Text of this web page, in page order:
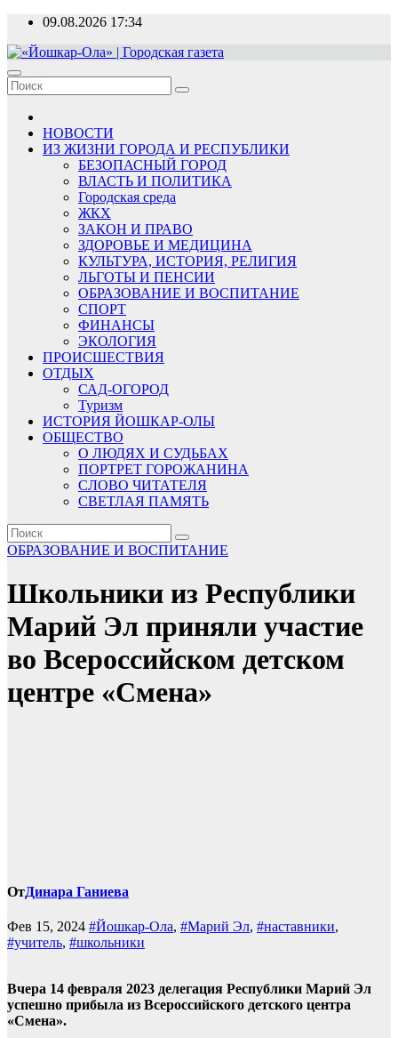
Перейти
содержимому
09.08.2026 17:34
«Йошкар-Ола» | Городская газета
Новости, события, люди
НОВОСТИ
ИЗ ЖИЗНИ ГОРОДА И РЕСПУБЛИКИ
БЕЗОПАСНЫЙ ГОРОД
ВЛАСТЬ И ПОЛИТИКА
Городская среда
ЖКХ
ЗАКОН И ПРАВО
ЗДОРОВЬЕ И МЕДИЦИНА
КУЛЬТУРА, ИСТОРИЯ, РЕЛИГИЯ
ЛЬГОТЫ И ПЕНСИИ
ОБРАЗОВАНИЕ И ВОСПИТАНИЕ
СПОРТ
ФИНАНСЫ
ЭКОЛОГИЯ
ПРОИСШЕСТВИЯ
ОТДЫХ
САД-ОГОРОД
Туризм
ИСТОРИЯ ЙОШКАР-ОЛЫ
ОБЩЕСТВО
О ЛЮДЯХ И СУДЬБАХ
ПОРТРЕТ ГОРОЖАНИНА
СЛОВО ЧИТАТЕЛЯ
СВЕТЛАЯ ПАМЯТЬ
ОБРАЗОВАНИЕ И ВОСПИТАНИЕ
Школьники из Республики
Марий Эл приняли участие
во Всероссийском детском
центре «Смена»
ОтДинара Ганиева
Фев 15, 2024 #Йошкар-Ола, #Марий Эл, #наставники,
#учитель, #школьники
Вчера 14 февраля 2023 делегация Республики Марий Эл
успешно прибыла из Всероссийского детского центра
«Смена».